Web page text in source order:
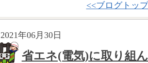
<<ブログトッ
2021年06月30日
省エネ(電気)に取り組